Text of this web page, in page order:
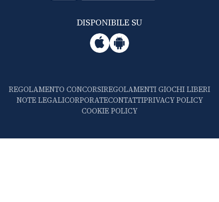
DISPONIBILE SU
REGOLAMENTO CONCORSIREGOLAMENTI GIOCHI LIBERI
NOTE LEGALICORPORATECONTATTIPRIVACY POLICY
COOKIE POLICY